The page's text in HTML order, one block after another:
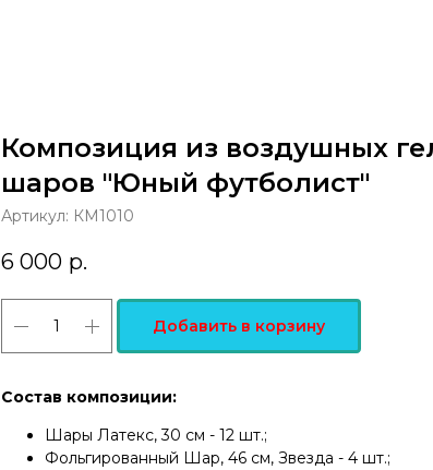
Композиция из воздушных
шаров "Юный футболист"
Артикул: КМ1010
6 000 р.
Добавить в корзину
Состав композиции:
Шары Латекс, 30 см - 12 шт.;
Фольгированный Шар, 46 см, Звезда - 4 шт.;